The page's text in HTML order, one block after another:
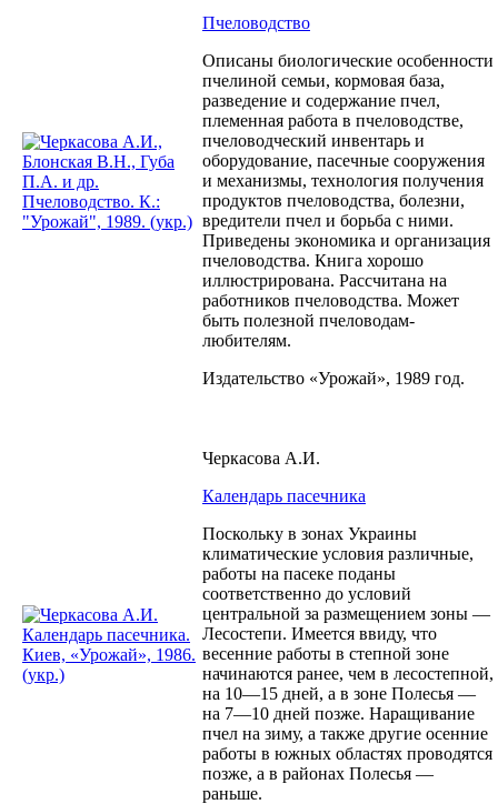
Пчеловодство
Описаны биологические особенности
пчелиной семьи, кормовая база,
разведение и содержание пчел,
племенная работа в пчеловодстве,
пчеловодческий инвентарь и
оборудование, пасечные сооружения
и механизмы, технология получения
продуктов пчеловодства, болезни,
вредители пчел и борьба с ними.
Приведены экономика и организация
пчеловодства. Книга хорошо
иллюстрирована. Рассчитана на
работников пчеловодства. Может
быть полезной пчеловодам-
любителям.
Издательство «Урожай», 1989 год.
Черкасова А.И.
Календарь пасечника
Поскольку в зонах Украины
климатические условия различные,
работы на пасеке поданы
соответственно до условий
центральной за размещением зоны —
Лесостепи. Имеется ввиду, что
весенние работы в степной зоне
начинаются ранее, чем в лесостепной,
на 10—15 дней, а в зоне Полесья —
на 7—10 дней позже. Наращивание
пчел на зиму, а также другие осенние
работы в южных областях проводятся
позже, а в районах Полесья —
раньше.